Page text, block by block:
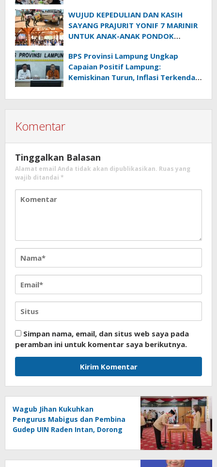
WUJUD KEPEDULIAN DAN KASIH
SAYANG PRAJURIT YONIF 7 MARINIR
UNTUK ANAK-ANAK PONDOK
BPS Provinsi Lampung Ungkap
Capaian Positif Lampung:
Kemiskinan Turun, Inflasi Terkendali,
Komentar
Tinggalkan Balasan
Alamat email Anda tidak akan dipublikasikan. Ruas yang
wajib ditandai *
Simpan nama, email, dan situs web saya pada
peramban ini untuk komentar saya berikutnya.
Wagub Jihan Kukuhkan
Pengurus Mabigus dan Pembina
Gudep UIN Raden Intan, Dorong
Generasi Muda